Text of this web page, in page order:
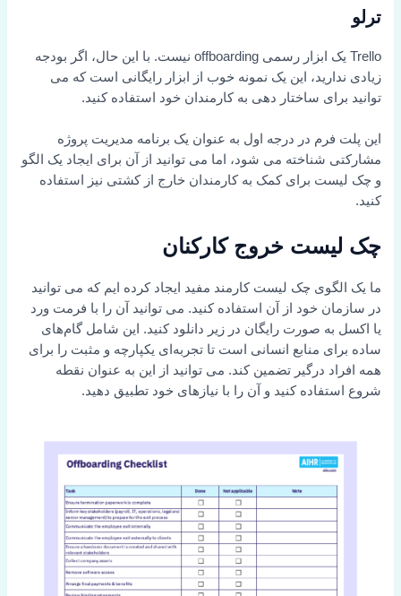
ترلو
Trello یک ابزار رسمی offboarding نیست. با این حال، اگر بودجه
زیادی ندارید، این یک نمونه خوب از ابزار رایگانی است که می
توانید برای ساختار دهی به کارمندان خود استفاده کنید.
این پلت فرم در درجه اول به عنوان یک برنامه مدیریت پروژه
مشارکتی شناخته می شود، اما می توانید از آن برای ایجاد یک الگو
و چک لیست برای کمک به کارمندان خارج از کشتی نیز استفاده
کنید.
چک لیست خروج کارکنان
ما یک الگوی چک لیست کارمند مفید ایجاد کرده ایم که می توانید
در سازمان خود از آن استفاده کنید. می توانید آن را با فرمت ورد
یا اکسل به صورت رایگان در زیر دانلود کنید. این شامل گام‌های
ساده برای منابع انسانی است تا تجربه‌ای یکپارچه و مثبت را برای
همه افراد درگیر تضمین کند. می توانید از این به عنوان نقطه
شروع استفاده کنید و آن را با نیازهای خود تطبیق دهید.